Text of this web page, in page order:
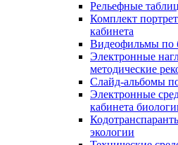
Рельефные
Комплект
кабинета
Видеофильмы по
Электронные
методические
Слайд-альбомы
Электронные
кабинета
экологии